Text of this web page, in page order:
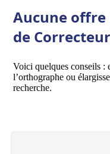
Aucune
de
Voici quelques conseils :
l’orthographe ou
recherche.